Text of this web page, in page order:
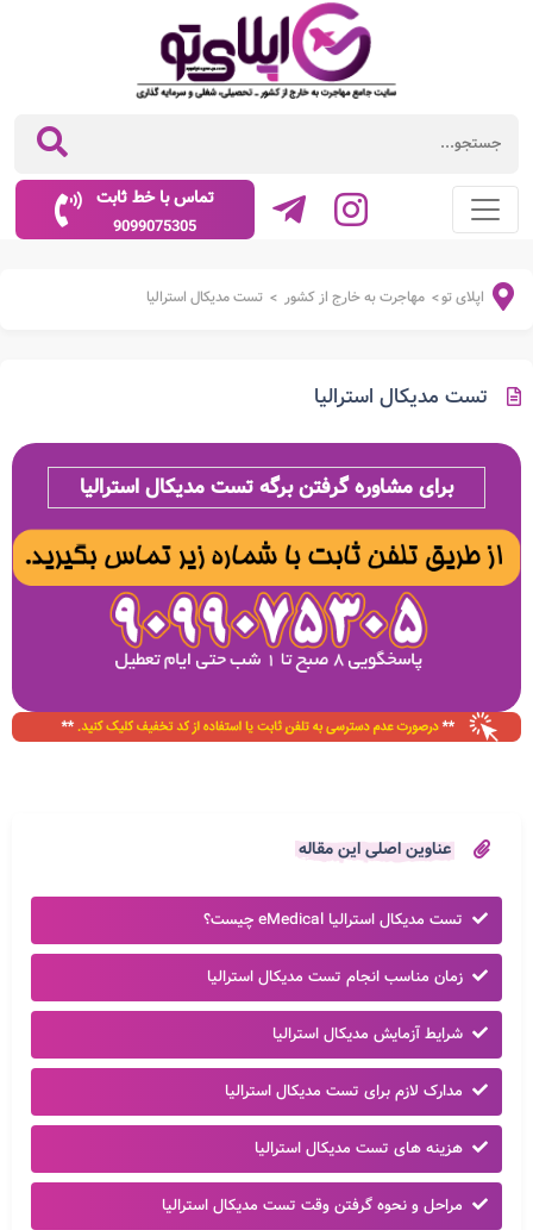
تماس با خط ثابت
9099075305
اپلای تو> مهاجرت به خارج از کشور > تست مدیکال استرالیا
تست مدیکال استرالیا
برای مشاوره گرفتن برگه تست مدیکال استرالیا
عناوین اصلی این مقاله
تست مدیکال استرالیا eMedical چیست؟
زمان مناسب انجام تست مدیکال استرالیا
شرایط آزمایش مدیکال استرالیا
مدارک لازم برای تست مدیکال استرالیا
هزینه های تست مدیکال استرالیا
مراحل و نحوه گرفتن وقت تست مدیکال استرالیا